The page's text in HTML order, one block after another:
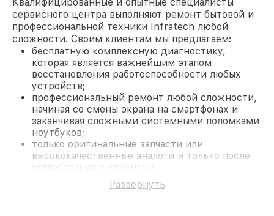
сервисного центра выполняют ремонт бытовой и
профессиональной техники Infratech любой
сложности. Своим клиентам мы предлагаем:
бесплатную комплексную диагностику,
которая является важнейшим этапом
восстановления работоспособности любых
устройств;
профессиональный ремонт любой сложности,
начиная со смены экрана на смартфонах и
заканчивая сложными системными поломками
ноутбуков;
только оригинальные запчасти или
высококачественные аналоги и только после
согласования с клиентом.
На все работы и замененные комплектующие
предоставляется длительная гарантия. В случае
Развернуть